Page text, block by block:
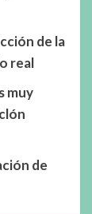
de la
real
muy
de